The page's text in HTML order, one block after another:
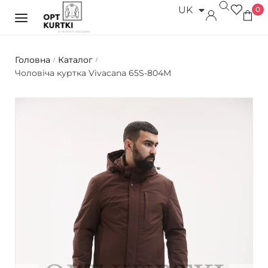
UK
RU 0
Головна / Каталог /
Чоловіча куртка Vivacana 65S-804M